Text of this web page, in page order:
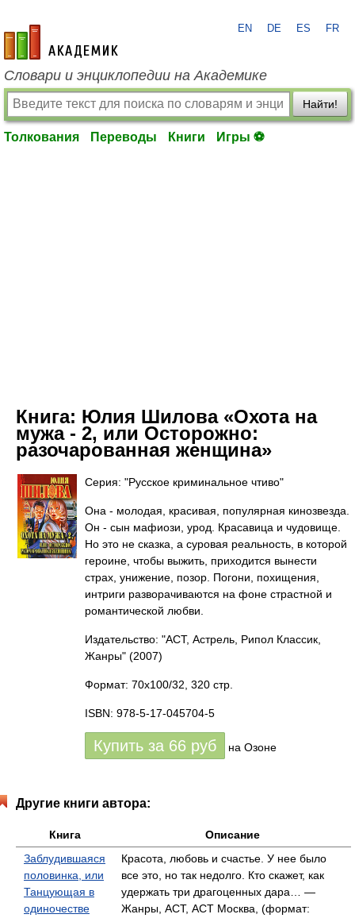
academic.ru
EN DE ES FR
Словари и энциклопедии на Академике
Найти!
Толкования Переводы Книги Игры ⚽
Книга: Юлия Шилова «Охота на
мужа - 2, или Осторожно:
разочарованная женщина»
Серия: "Русское криминальное чтиво"
Она - молодая, красивая, популярная кинозвезда.
Он - сын мафиози, урод. Красавица и чудовище.
Но это не сказка, а суровая реальность, в которой
героине, чтобы выжить, приходится вынести
страх, унижение, позор. Погони, похищения,
интриги разворачиваются на фоне страстной и
романтической любви.
Издательство: "АСТ, Астрель, Рипол Классик,
Жанры" (2007)
Формат: 70x100/32, 320 стр.
ISBN: 978-5-17-045704-5
Купить за 66 руб на Озоне
Другие книги автора:
Книга
Описание
Заблудившаяся
половинка, или
Танцующая в
одиночестве
Красота, любовь и счастье. У нее было
все это, но так недолго. Кто скажет, как
удержать три драгоценных дара… —
Жанры, АСТ, АСТ Москва, (формат: